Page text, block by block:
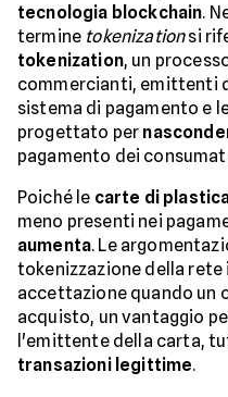
tecnologia blockchain.
termine tokenizationsi
tokenization, un
commercianti, emittenti
sistema di pagamento e
progettato per
pagamento dei
Poiché le carte di
meno presenti nei
aumenta. Le
tokenizzazione della
accettazione quando un
acquisto, un vantaggio
l'emittente della carta,
transazioni legittime.